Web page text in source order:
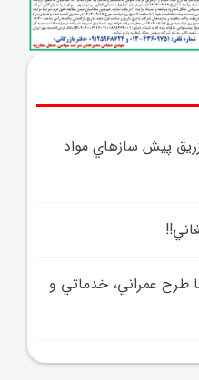
پيش سازهاي مواد
طرح عمراني، خدماتي و